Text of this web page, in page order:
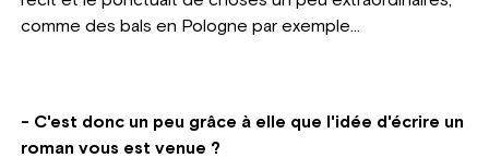
comme des bals en Pologne par exemple...
- C'est donc un peu grâce à elle que l'idée d'écrire un
roman vous est venue ?